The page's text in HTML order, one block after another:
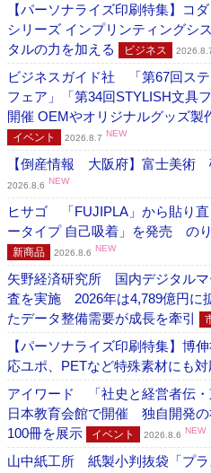
【パーソナライズ印刷特集】
シリーズ インプリンティング
タルの力を加える
ビジネス
ビジネスガイド社 「第67回ス
フェア」「第34回STYLISH文具
開催 OEMやオリジナルグッズ製
イベント 2026.8.7 NEW
【倒産情報 大阪府】富士美術
2026.8.6 NEW
ヒサゴ 「FUJIPLA」から貼り
ータイプ 自己吸着」を発売 の
新商品 2026.8.6 NEW
矢野経済研究所 国内デジタル
査を実施 2026年は4,789億円に
たデータ整備需要が成長を牽引
【パーソナライズ印刷特集】
応ユポ、PETなど特殊素材にも対
アイワード 「社史と経営者伝・
日本教育会館で開催 独自開発
100冊を展示
イベント 2026.8.6 NEW
山中紙工所 紙製小判抜袋「プ